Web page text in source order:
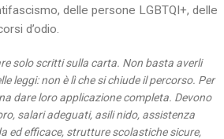
delle persone LGBTQI+, delle
d’odio.
solo scritti sulla carta. Non basta averli
leggi: non è lì che si chiude il percorso. Per
dare loro applicazione completa. Devono
salari adeguati, asili nido, assistenza
ed efficace, strutture scolastiche sicure,